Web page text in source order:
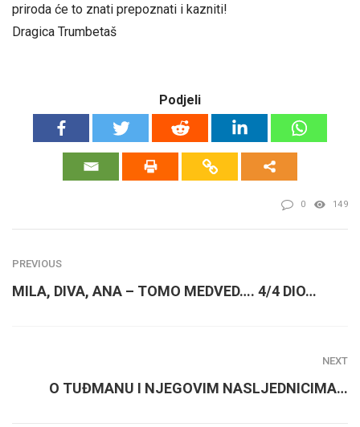
priroda će to znati prepoznati i kazniti!
Dragica Trumbetaš
Podjeli
0 149
PREVIOUS
MILA, DIVA, ANA – TOMO MEDVED…. 4/4 DIO…
NEXT
O TUĐMANU I NJEGOVIM NASLJEDNICIMA…